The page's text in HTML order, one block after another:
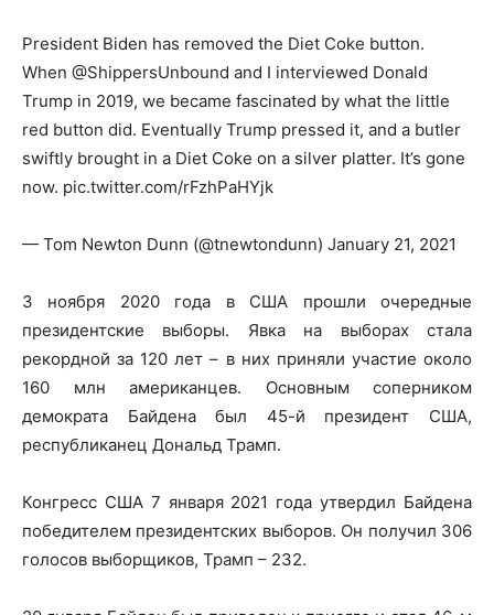
President Biden has removed the Diet Coke button.
When @ShippersUnbound and I interviewed Donald
Trump in 2019, we became fascinated by what the little
red button did. Eventually Trump pressed it, and a butler
swiftly brought in a Diet Coke on a silver platter. It’s gone
now. pic.twitter.com/rFzhPaHYjk
— Tom Newton Dunn (@tnewtondunn) January 21, 2021
3 ноября 2020 года в США прошли очередные
президентские выборы. Явка на выборах стала
рекордной за 120 лет – в них приняли участие около
160 млн американцев. Основным соперником
демократа Байдена был 45-й президент США,
республиканец Дональд Трамп.
Конгресс США 7 января 2021 года утвердил Байдена
победителем президентских выборов. Он получил 306
голосов выборщиков, Трамп – 232.